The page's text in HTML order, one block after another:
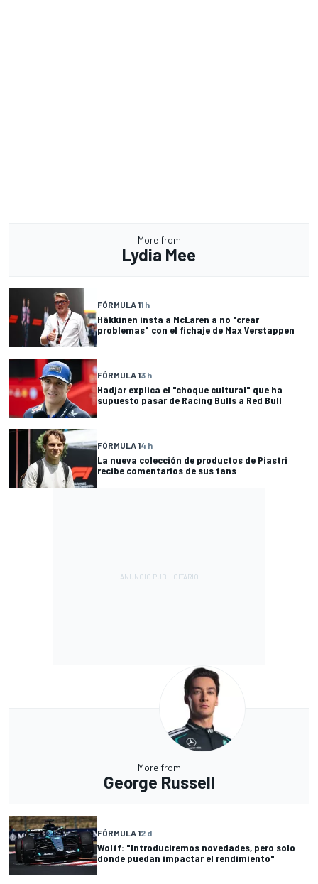
More from
Lydia Mee
FÓRMULA 11 h
Häkkinen insta a McLaren a no "crear
problemas" con el fichaje de Max Verstappen
FÓRMULA 13 h
Hadjar explica el "choque cultural" que ha
supuesto pasar de Racing Bulls a Red Bull
FÓRMULA 14 h
La nueva colección de productos de Piastri
recibe comentarios de sus fans
More from
George Russell
FÓRMULA 12 d
Wolff: "Introduciremos novedades, pero solo
donde puedan impactar el rendimiento"